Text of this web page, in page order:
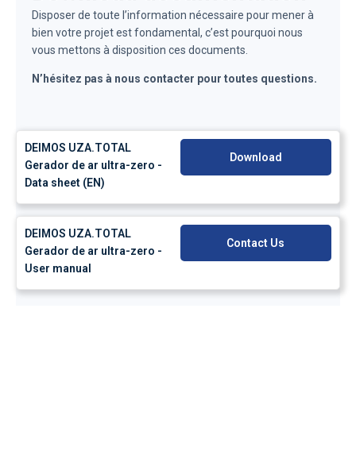
Disposer de toute l’information nécessaire pour mener à
bien votre projet est fondamental, c’est pourquoi nous
vous mettons à disposition ces documents.
N’hésitez pas à nous contacter pour toutes questions.
DEIMOS UZA.TOTAL
Gerador de ar ultra-zero -
Data sheet (EN)
Download
DEIMOS UZA.TOTAL
Gerador de ar ultra-zero -
User manual
Contact Us